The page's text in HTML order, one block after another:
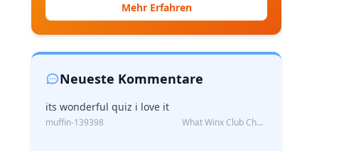
Mehr Erfahren
Neueste Kommentare
its wonderful quiz i love it
muffin-139398 What Winx Club Character Are You?